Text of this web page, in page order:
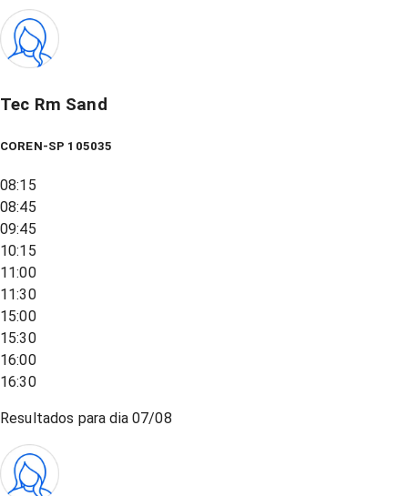
Tec Rm Sand
COREN-SP 105035
08:15
08:45
09:45
10:15
11:00
11:30
15:00
15:30
16:00
16:30
Resultados para dia07/08